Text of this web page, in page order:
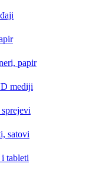
papir
mediji
satovi
tableti